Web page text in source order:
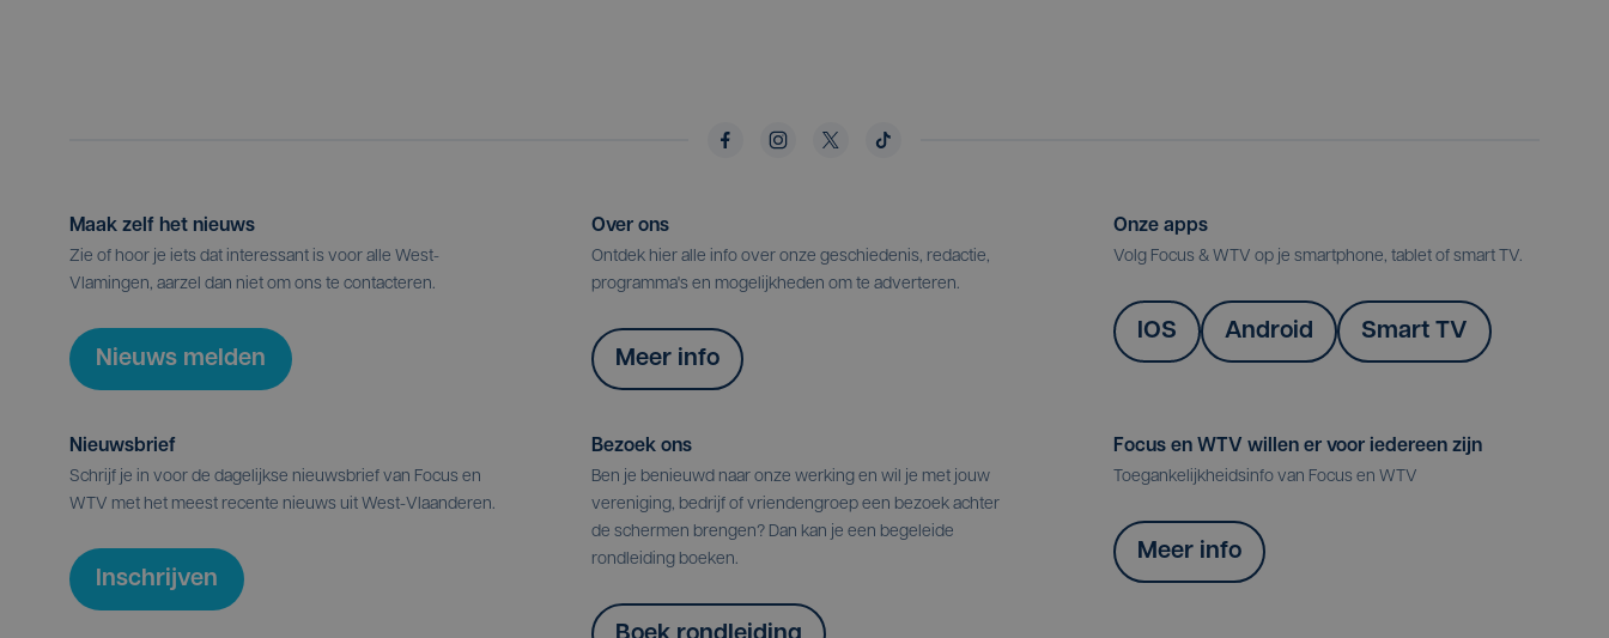
Maak zelf het nieuws
Zie of hoor je iets dat interessant is voor alle West-
Vlamingen, aarzel dan niet om ons te contacteren.
Nieuws melden
Over ons
Ontdek hier alle info over onze geschiedenis, redactie,
programma's en mogelijkheden om te adverteren.
Meer info
Onze apps
Volg Focus & WTV op je smartphone, tablet of smart TV.
IOS Android Smart TV
Nieuwsbrief
Schrijf je in voor de dagelijkse nieuwsbrief van Focus en
WTV met het meest recente nieuws uit West-Vlaanderen.
Inschrijven
Bezoek ons
Ben je benieuwd naar onze werking en wil je met jouw
vereniging, bedrijf of vriendengroep een bezoek achter
de schermen brengen? Dan kan je een begeleide
rondleiding boeken.
Focus en WTV willen er voor iedereen zijn
Toegankelijkheidsinfo van Focus en WTV
Meer info